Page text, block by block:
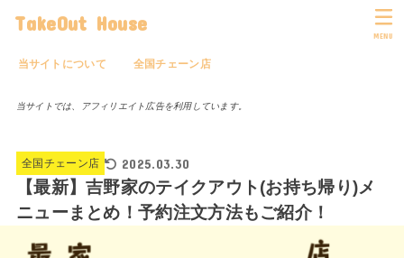
TakeOut House
当サイトについて 全国チェーン店
MENU
当サイトでは、アフィリエイト広告を利用しています。
全国チェーン店 2025.03.30
【最新】吉野家のテイクアウト(お持ち帰り)メ
ニューまとめ！予約注文方法もご紹介！